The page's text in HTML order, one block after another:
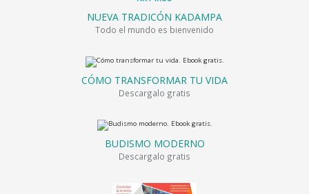
NUEVA TRADICÓN KADAMPA
Todo el mundo es bienvenido
CÓMO TRANSFORMAR TU VIDA
Descargalo gratis
BUDISMO MODERNO
Descargalo gratis